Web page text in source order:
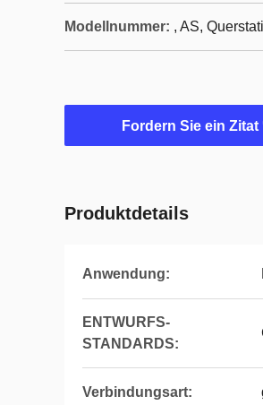
Modellnummer: , AS,
Fordern Sie ein Zitat
Produktdetails
Anwendung:
ENTWURFS-
STANDARDS:
Verbindungsart: